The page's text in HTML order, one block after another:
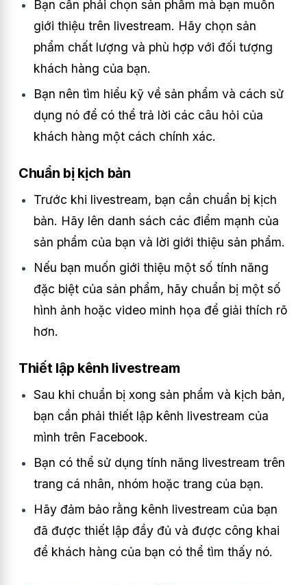
Bạn cần phải chọn sản phẩm mà bạn muốn
giới thiệu trên livestream. Hãy chọn sản
phẩm chất lượng và phù hợp với đối tượng
khách hàng của bạn.
Bạn nên tìm hiểu kỹ về sản phẩm và cách sử
dụng nó để có thể trả lời các câu hỏi của
khách hàng một cách chính xác.
Chuẩn bị kịch bản
Trước khi livestream, bạn cần chuẩn bị kịch
bản. Hãy lên danh sách các điểm mạnh của
sản phẩm của bạn và lời giới thiệu sản phẩm.
Nếu bạn muốn giới thiệu một số tính năng
đặc biệt của sản phẩm, hãy chuẩn bị một số
hình ảnh hoặc video minh họa để giải thích rõ
hơn.
Thiết lập kênh livestream
Sau khi chuẩn bị xong sản phẩm và kịch bản,
bạn cần phải thiết lập kênh livestream của
mình trên Facebook.
Bạn có thể sử dụng tính năng livestream trên
trang cá nhân, nhóm hoặc trang của bạn.
Hãy đảm bảo rằng kênh livestream của bạn
đã được thiết lập đầy đủ và được công khai
để khách hàng của bạn có thể tìm thấy nó.